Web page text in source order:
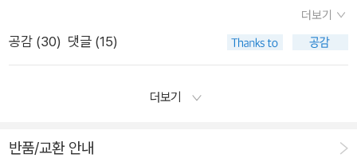
니다. 죽음, 그것에서 폭로되는 것은 너의 진리는 없다는 것뿐이
다. 그렇다. '나의 죽음'을 지켜보고, 받아들이고, 완수할 수 있는
것은 '타인'이다. 내가 죽었는지 여부조차 '이 나'는 모른다. 절대
는 것은 이 내가 없는 세계의 '타인'이다. '전부'를 지켜볼 수 있는
뿐이다. (231쪽) ​너의 죽음을 바라보는 이는 '너'가 아닌 타인이
일이 일어나지 않아서. 생로병사,의 흐름이 막혀버려서. ​​전문적이
이미 가진 정보가 많은 사람이라면 훨씬 더 재미있게 읽을 수 있
면서 따라 읽을 뿐이다. 진짜 궁금한 건 뒷부분에 나온다. ​​<파트
말할 수 없다, 혹은 누구든 다른 사람의 고통을 100% 이해할 수
없다,를 예상하면서 읽고 있는데, 글은 나를 전혀 다른 곳으로 데
려간다. 크게 소리를 높이거나 앞뒤 가리지 않고 화를 내거나 이
에너지가 딸린다), 잊고 있었는데 이 책을 읽어보니 사춘기 시절
들. 언제 지나갔나 싶을 정도로 무난하게 그 시절을 보냈다고 기
스마스 이브 파티에서 그녀의 설교에 대해 언급하며 윌리엄이 말
at job tonight, Margaret. Really, really great job.' (45p) ​윌
게는 그 칭찬이 부담스러울 수도 있고. 진짜 그런 사람도 있다.(있
견'이라면 일본의 젊은 비평가는 누구인가. 사사키 아타루? 아타
었다) '충격적'이지 않았다. 일본 비평도 이제는 잦아드는 것일
의심스럽게 보게 되었고 끝까지 비판적으로 볼 것이기 때문이다.
지금까지의 역사와 사실이 그러했듯이 앞으로도 그러할 것이라
않는다. 내가 더 중요하게 생각하는 건 관점이다. 화려한 지식에
만 대부분 지식의 상아탑에 굽신대며 끌려간다. 그러니 망구엘도
더보기
공감 (30) 댓글 (15)
더보기
반품/교환 안내